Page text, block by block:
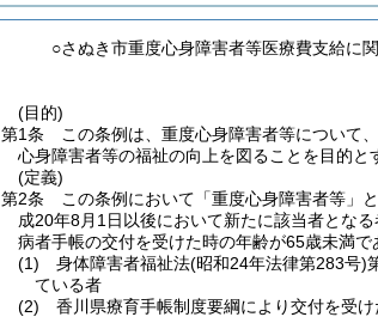
○さぬき市重度心身障害者等医療費支給に
(目的)
第1条
この条例は、重度心身障害者等について
心身障害者等の福祉の向上を図ることを目的と
(定義)
第2条
この条例において「重度心身障害者等」
成20年8月1日以後において新たに該当者となる
病者手帳の交付を受けた時の年齢が65歳未満で
(1)
身体障害者福祉法(昭和24年法律第283号)
ている者
(2)
香川県療育手帳制度要綱により交付を受